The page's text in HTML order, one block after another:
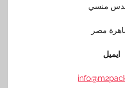
منسي
مصر
ايميل